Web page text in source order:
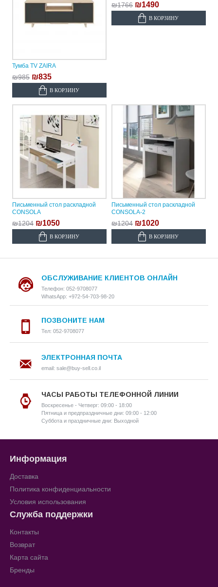
Тумба TV ZAIRA
₪985 ₪835
В КОРЗИНУ
₪1766 ₪1490
В КОРЗИНУ
Письменный стол раскладной
CONSOLA
₪1204 ₪1050
В КОРЗИНУ
Письменный стол раскладной
CONSOLA-2
₪1204 ₪1020
В КОРЗИНУ
ОБСЛУЖИВАНИЕ КЛИЕНТОВ ОНЛАЙН
Телефон: 052-9708077
WhatsApp: +972-54-703-98-20
ПОЗВОНИТЕ НАМ
Тел: 052-9708077
ЭЛЕКТРОННАЯ ПОЧТА
email: sale@buy-sell.co.il
ЧАСЫ РАБОТЫ ТЕЛЕФОННОЙ ЛИНИИ
Воскресенье - Четверг: 09:00 - 18:00
Пятница и предпраздничные дни: 09:00 - 12:00
Суббота и праздничные дни: Выходной
Информация
Доставка
Политика конфиденциальности
Условия использования
Служба поддержки
Контакты
Возврат
Карта сайта
Бренды